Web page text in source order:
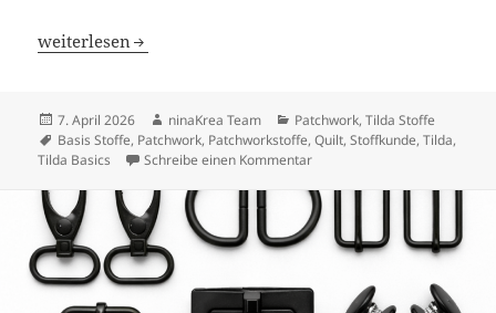
Tilda Basics: Der perfekte Begleiter für jede Tilda
weiterlesen
Veröffentlicht
am
7. April 2026 Autor
ninaKrea Team Kategorien
Patchwork,Tilda Stoffe
Schlagwörter
Basis Stoffe, Patchwork, Patchworkstoffe,Quilt,Stoffkunde,Tilda,
Tilda Basics
Schreibe einen Kommentarzu Tilda Basics: Der perfekte